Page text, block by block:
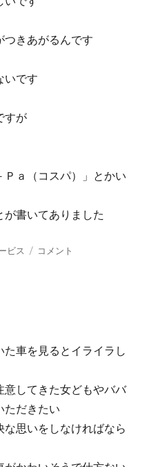
つきあがるんです
いです
すが
ａ（コスパ）」とかい
書いてありました
ビス
ま
コメント
車を見るとイライラし
意してきた女どもやババ
ただきたい
思いをしなければなら